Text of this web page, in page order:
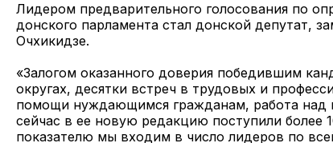
Лидером предварительного голосования по
донского парламента стал донской депутат,
Очхикидзе.
«Залогом оказанного доверия победившим
округах, десятки встреч в трудовых и
помощи нуждающимся гражданам, работа
сейчас в ее новую редакцию поступили более
показателю мы входим в число лидеров по